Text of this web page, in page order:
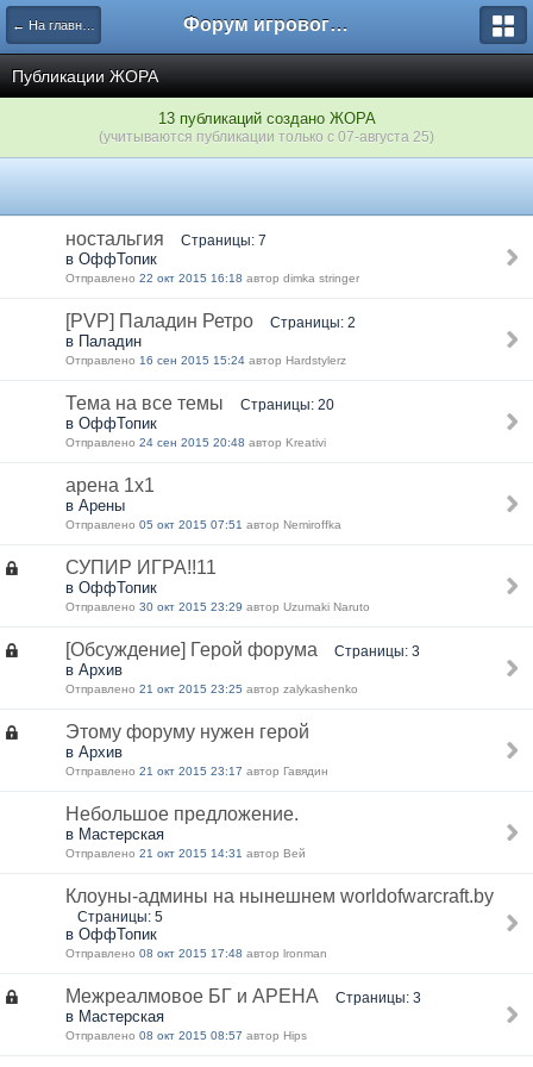
← На главную Форум игрового проекта Riverrise
Публикации ЖОРА
13 публикаций создано ЖОРА
(учитываются публикации только с 07-августа 25)
ностальгия Страницы: 7
в ОффТопик
Отправлено 22 окт 2015 16:18 автор dimka stringer
[PVP] Паладин Ретро Страницы: 2
в Паладин
Отправлено 16 сен 2015 15:24 автор Hardstylerz
Тема на все темы Страницы: 20
в ОффТопик
Отправлено 24 сен 2015 20:48 автор Kreativi
арена 1х1
в Арены
Отправлено 05 окт 2015 07:51 автор Nеmiroffkа
СУПИР ИГРА!!11
в ОффТопик
Отправлено 30 окт 2015 23:29 автор Uzumaki Naruto
[Обсуждение] Герой форума Страницы: 3
в Архив
Отправлено 21 окт 2015 23:25 автор zalykashenko
Этому форуму нужен герой
в Архив
Отправлено 21 окт 2015 23:17 автор Гавядин
Небольшое предложение.
в Мастерская
Отправлено 21 окт 2015 14:31 автор Вей
Клоуны-админы на нынешнем worldofwarcraft.by
Страницы: 5
в ОффТопик
Отправлено 08 окт 2015 17:48 автор lronman
Межреалмовое БГ и АРЕНА Страницы: 3
в Мастерская
Отправлено 08 окт 2015 08:57 автор Hips